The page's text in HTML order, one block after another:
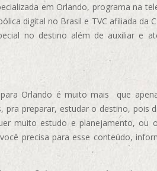
em Orlando, programa na
digital no Brasil e TVC afiliada da
no destino além de auxiliar e
Orlando é muito mais que
pra preparar, estudar o destino, pois
muito estudo e planejamento, ou
precisa para esse conteúdo,